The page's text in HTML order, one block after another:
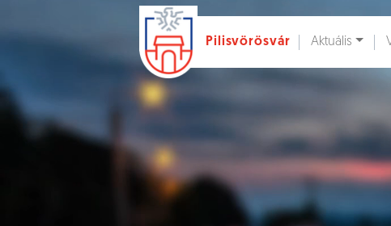
Ugrás a fő tartalomhoz
Pilisvörösvár Aktuális